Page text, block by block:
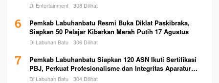
Di Entertainment 308 Dilihat
6
Pemkab Labuhanbatu Resmi Buka Diklat Paskibraka,
Siapkan 50 Pelajar Kibarkan Merah Putih 17 Agustus
Di Labuhan Batu 306 Dilihat
7
Pemkab Labuhanbatu Siapkan 120 ASN Ikuti Sertifikasi
PBJ, Perkuat Profesionalisme dan Integritas Aparatur
Pemerintah
Di Labuhan Batu 304 Dilihat